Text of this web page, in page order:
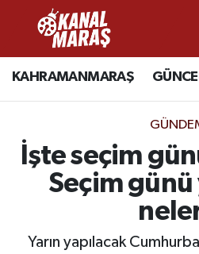
KAHRAMANMARAŞ
İşte seçim
Seçim günü
Yarın yapılacak
CANLI YAYIN
KAHRAMANMARAŞ
SPOR
Kahramanmaraş
Kahramanmaraş Hava
Kahramanmaraş Namaz
Kahramanmaraş Trafik
Süper Lig Puan Durumu